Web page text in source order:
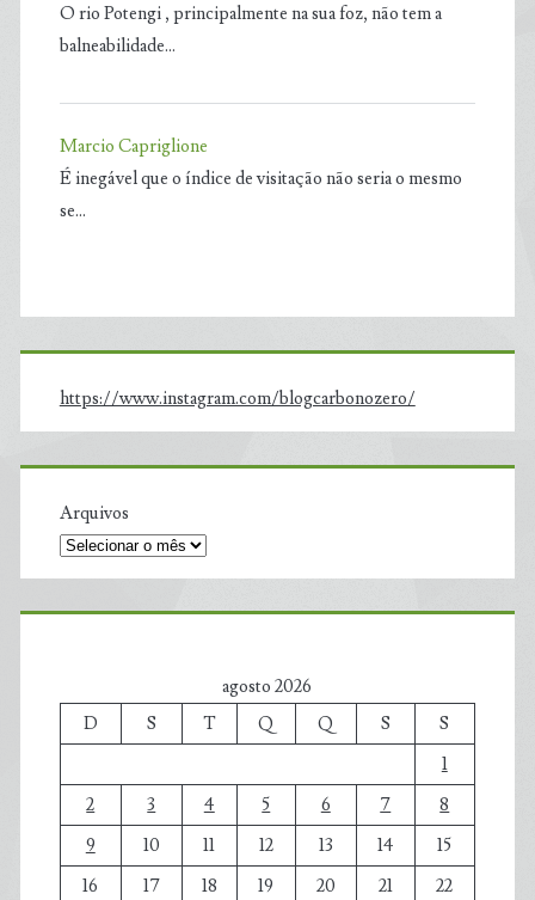
O rio Potengi , principalmente na sua foz, não tem a
balneabilidade…
Marcio Capriglione
É inegável que o índice de visitação não seria o mesmo
se…
https://www.instagram.com/blogcarbonozero/
Arquivos
agosto 2026
D
S T Q Q S
S
1
2
3 4 5 6 7
8
9
10 11 12 13 14
15
16
17 18 19 20 21
22